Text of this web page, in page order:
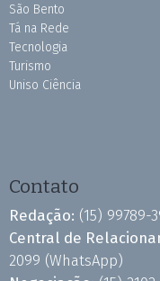
São Bento
Tá na Rede
Tecnologia
Turismo
Uniso Ciência
Contato
Redação: (15) 99789-
Central de
2099 (WhatsApp)